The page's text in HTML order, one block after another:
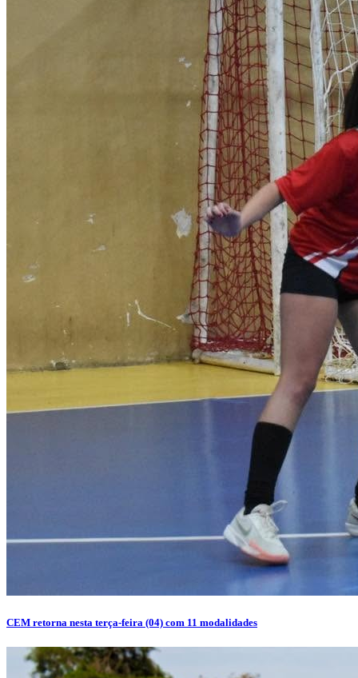
CEM retorna nesta terça-feira (04) com 11 modalidades